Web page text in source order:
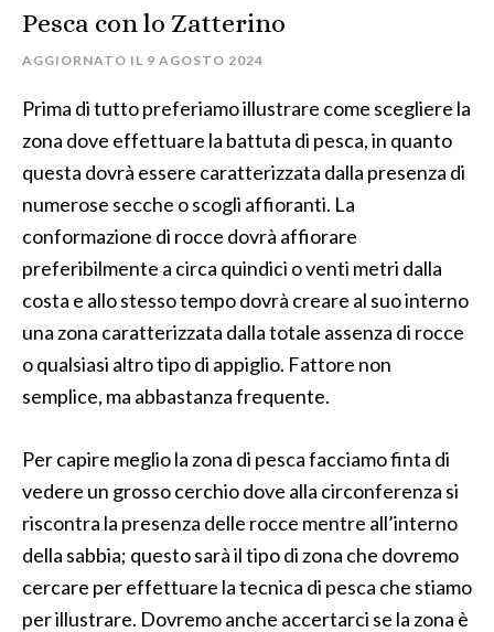
Pesca con lo Zatterino
AGGIORNATO IL 9 AGOSTO 2024
Prima di tutto preferiamo illustrare come scegliere la
zona dove effettuare la battuta di pesca, in quanto
questa dovrà essere caratterizzata dalla presenza di
numerose secche o scogli affioranti. La
conformazione di rocce dovrà affiorare
preferibilmente a circa quindici o venti metri dalla
costa e allo stesso tempo dovrà creare al suo interno
una zona caratterizzata dalla totale assenza di rocce
o qualsiasi altro tipo di appiglio. Fattore non
semplice, ma abbastanza frequente.
Per capire meglio la zona di pesca facciamo finta di
vedere un grosso cerchio dove alla circonferenza si
riscontra la presenza delle rocce mentre all’interno
della sabbia; questo sarà il tipo di zona che dovremo
cercare per effettuare la tecnica di pesca che stiamo
per illustrare. Dovremo anche accertarci se la zona è